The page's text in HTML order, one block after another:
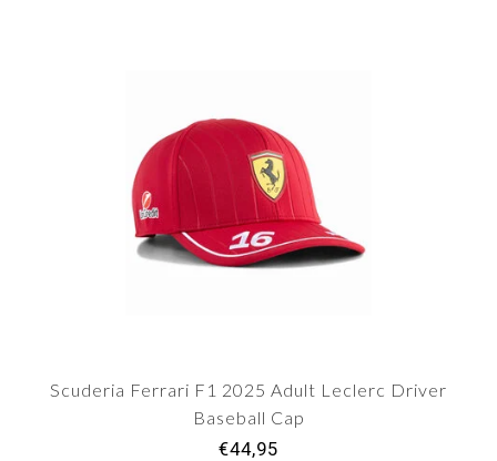
Scuderia Ferrari F1 2025 Adult Leclerc Driver
Baseball Cap
€44,95